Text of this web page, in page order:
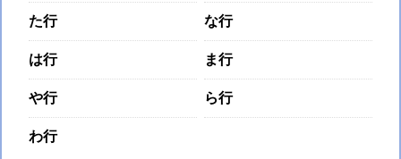
た行 な行
は行 ま行
や行 ら行
わ行